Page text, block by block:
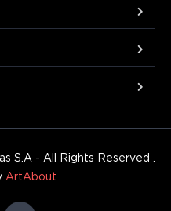
S.A - All Rights Reserved .
ArtAbout